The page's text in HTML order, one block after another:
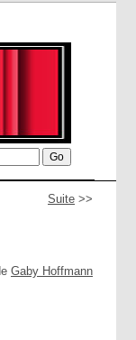
Suite >>
Gaby Hoffmann